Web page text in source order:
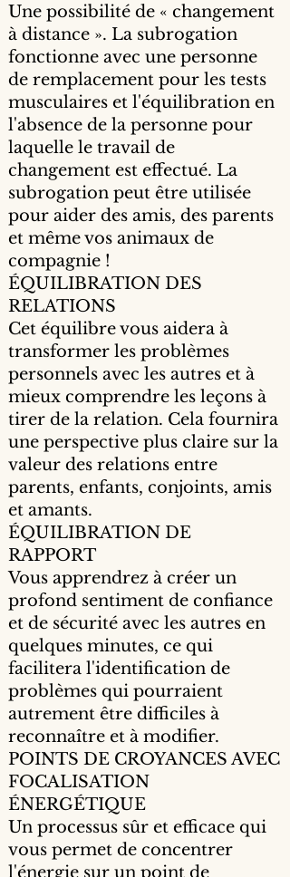
Une possibilité de « changement
à distance ». La subrogation
fonctionne avec une personne
de remplacement pour les tests
musculaires et l'équilibration en
l'absence de la personne pour
laquelle le travail de
changement est effectué. La
subrogation peut être utilisée
pour aider des amis, des parents
et même vos animaux de
compagnie !
ÉQUILIBRATION DES
RELATIONS
Cet équilibre vous aidera à
transformer les problèmes
personnels avec les autres et à
mieux comprendre les leçons à
tirer de la relation. Cela fournira
une perspective plus claire sur la
valeur des relations entre
parents, enfants, conjoints, amis
et amants.
ÉQUILIBRATION DE
RAPPORT
Vous apprendrez à créer un
profond sentiment de confiance
et de sécurité avec les autres en
quelques minutes, ce qui
facilitera l'identification de
problèmes qui pourraient
autrement être difficiles à
reconnaître et à modifier.
POINTS DE CROYANCES AVEC
FOCALISATION
ÉNERGÉTIQUE
Un processus sûr et efficace qui
vous permet de concentrer
l'énergie sur un point de